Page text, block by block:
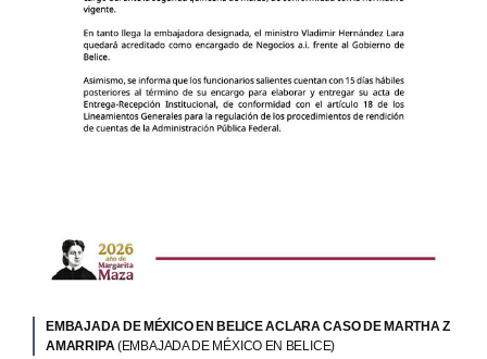
EMBAJADA DE MÉXICO EN BELICE ACLARA CASO DE MARTHA Z
AMARRIPA(EMBAJADA DE MÉXICO EN BELICE)